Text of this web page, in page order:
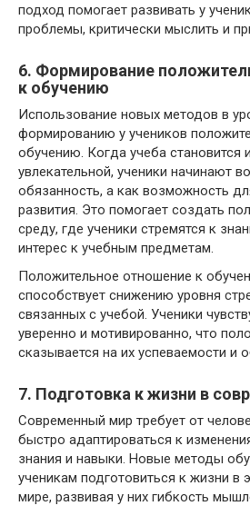
подход помогает развивать у
проблемы, критически мыслить и
6. Формирование
к обучению
Использование новых методов в
формированию у учеников
обучению. Когда учеба становится
увлекательной, ученики начинают
обязанность, а как возможность
развития. Это помогает создать
среду, где ученики стремятся к
интерес к учебным предметам.
Положительное отношение к
способствует снижению уровня
связанных с учебой. Ученики
уверенно и мотивированно, что
сказывается на их успеваемости и
7. Подготовка к жизни в
Современный мир требует от
быстро адаптироваться к
знания и навыки. Новые методы
ученикам подготовиться к жизни в
мире, развивая у них гибкость